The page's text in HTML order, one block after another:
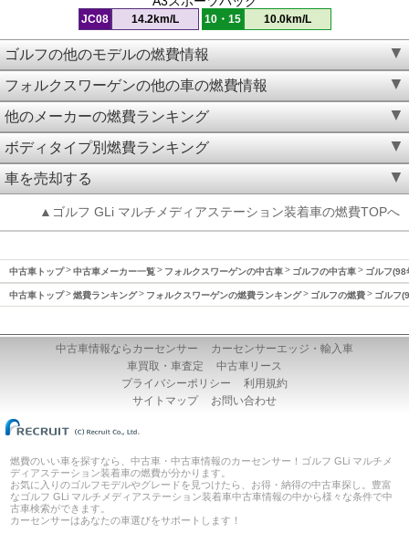
JC08 14.2km/L 10・15 10.0km/L
ゴルフの他のモデルの燃費情報
フォルクスワーゲンの他の車の燃費情報
他のメーカーの燃費ランキング
ボディタイプ別燃費ランキング
車を売却する
▲ゴルフ GLi マルチメディアステーション装着車の燃費TOPへ
中古車トップ 中古車メーカー一覧 フォルクスワーゲンの中古車 ゴルフの中古車 ゴルフ
中古車トップ 燃費ランキング フォルクスワーゲンの燃費ランキング ゴルフの燃費 ゴルフ
中古車情報ならカーセンサー
カーセンサーエッジ・輸入車
車買取・車査定
中古車リース
プライバシーポリシー
利用規約
サイトマップ
お問い合わせ
燃費のいい車を探すなら、中古車・中古車情報のカーセンサー！ゴルフ GLi マルチメ
ディアステーション装着車の燃費が分かります。
お気に入りのゴルフモデルやグレードを見つけたら、お得・納得の中古車探し。豊富
なゴルフ GLi マルチメディアステーション装着車中古車情報の中から様々な条件で中
古車検索ができます。
カーセンサーはあなたの車選びをサポートします！